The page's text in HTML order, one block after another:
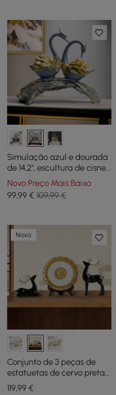
Simulação azul e dourada
de 14,2", escultura de cisne,
escultura de cisne,
ornamento de mesa,
decoração de estátua
Novo Preço Mais Baixo
99,99 € 109,99 €
Novo
Conjunto de 3 peças de
estatuetas de cervo pretas
com prato decorativo
119,99 €